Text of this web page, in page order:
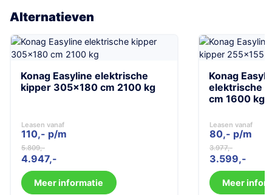
Alternatieven
Konag Easyline elektrische
kipper 305×180 cm 2100 kg
Leasen vanaf
110,- p/m
5.809
Oorspronkelijke
prijs
was:
5.809.
4.947
Huidige
prijs
is:
4.947.
Meer informatie
Konag
elektrische
cm 1600 kg
Leasen vanaf
80,- p/m
3.977
Oorspronkelijke
prijs
was:
3.977.
3.599
Huidige
prijs
is:
3.599.
Meer